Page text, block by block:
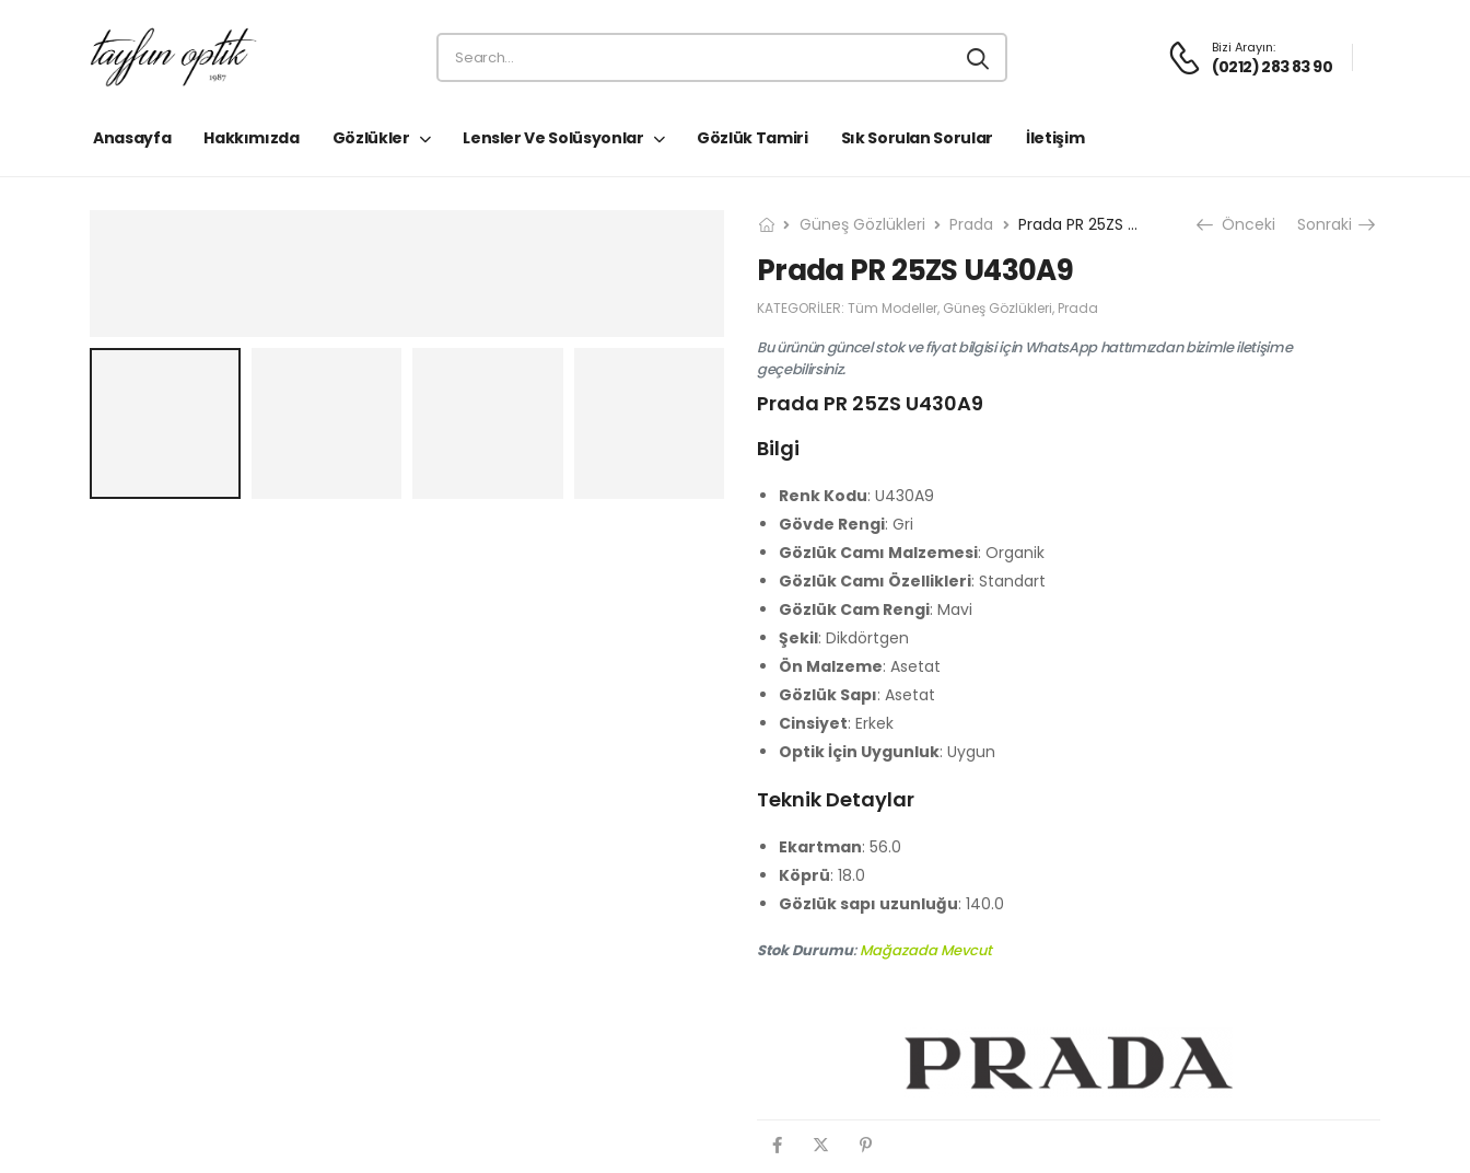
Bizi Arayın:
(0212) 283 83 90
Anasayfa Hakkımızda Gözlükler Lensler Ve Solüsyonlar Gözlük Tamiri Sık Sorulan Sorular İletişim
Güneş Gözlükleri Prada Prada PR 25ZS U430A9 Önceki Sonraki
Prada PR 25ZS U430A9
KATEGORILER: Tüm Modeller, Güneş Gözlükleri, Prada
Bu ürünün güncel stok ve fiyat bilgisi için WhatsApp hattımızdan bizimle iletişime
geçebilirsiniz.
Prada PR 25ZS U430A9
Bilgi
Renk Kodu: U430A9
Gövde Rengi: Gri
Gözlük Camı Malzemesi: Organik
Gözlük Camı Özellikleri: Standart
Gözlük Cam Rengi: Mavi
Şekil: Dikdörtgen
Ön Malzeme: Asetat
Gözlük Sapı: Asetat
Cinsiyet: Erkek
Optik İçin Uygunluk: Uygun
Teknik Detaylar
Ekartman: 56.0
Köprü: 18.0
Gözlük sapı uzunluğu: 140.0
Stok Durumu:Mağazada Mevcut